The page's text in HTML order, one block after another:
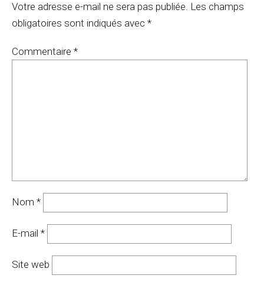
Votre adresse e-mail ne sera pas publiée. Les champs
obligatoires sont indiqués avec *
Commentaire *
Nom *
E-mail *
Site web